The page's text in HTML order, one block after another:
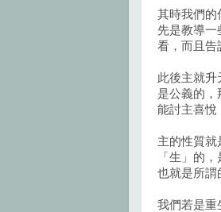
其時我們的
先是教導一
看，而且告
此後主就升
是公義的，
能討主喜悅
主的性質就
「生」的
也就是所謂
我們若是重